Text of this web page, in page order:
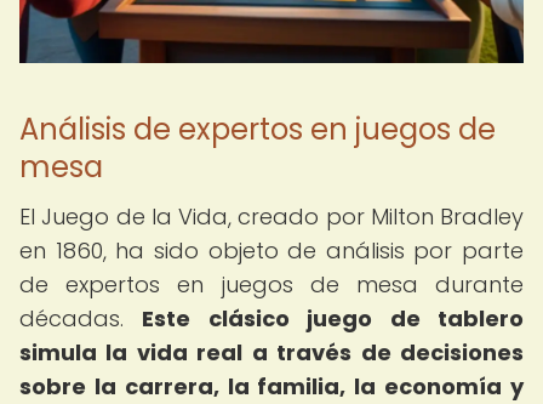
Análisis de expertos en juegos de
mesa
El Juego de la Vida, creado por Milton Bradley
en 1860, ha sido objeto de análisis por parte
de expertos en juegos de mesa durante
décadas. Este clásico juego de tablero
simula la vida real a través de decisiones
sobre la carrera, la familia, la economía y